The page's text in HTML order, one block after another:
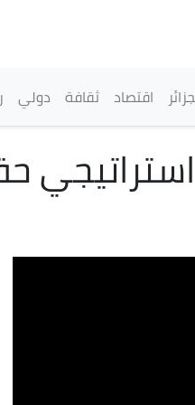
الرئيسية
اقتصاد ثقافة دولي